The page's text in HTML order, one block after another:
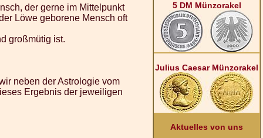
der gerne im Mittelpunkt
Löwe geborene Mensch oft
großmütig ist.
neben der Astrologie vom
Ergebnis der jeweiligen
5 DM Münzorakel
Julius Caesar Münzorakel
Aktuelles von uns